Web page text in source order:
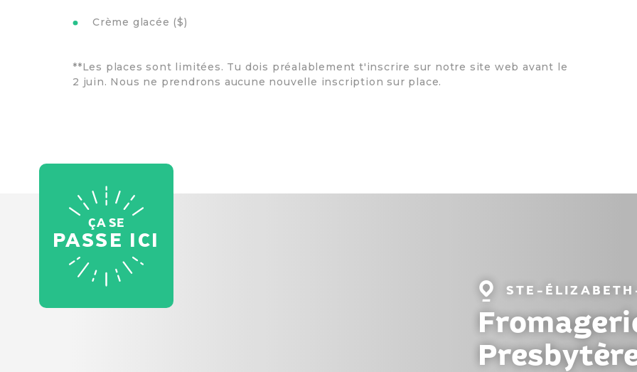
Crème glacée ($)
**Les places sont limitées. Tu dois préalablement t'inscrire sur notre site web avant le
2 juin. Nous ne prendrons aucune nouvelle inscription sur place.
ÇA SE
PASSE ICI
Localité
:
STE-